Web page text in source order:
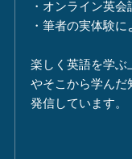
・オンライン英会
・筆者の実体験に
楽しく英語を学ぶ
やそこから学んだ
発信しています。